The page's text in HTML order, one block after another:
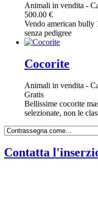
Animali in vendita -
500.00 €
Vendo american bully
senza pedigree
Cocorite
Animali in vendita -
Gratis
Bellissime cocorite
selezionate, non le
Contatta